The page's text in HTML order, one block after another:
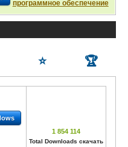
программное обеспечение
⭐ 🏆
1 854 114
Total Downloads скачать